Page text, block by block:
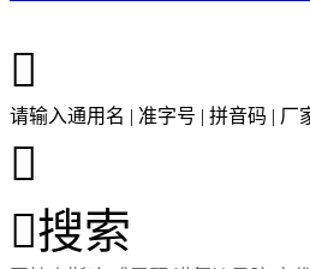

请输入通用名 | 准字号 | 拼音码 | 厂

搜索